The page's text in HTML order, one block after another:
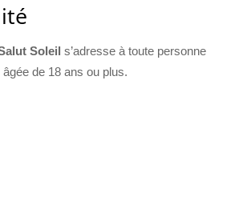
Soleil s’adresse à toute personne
de 18 ans ou plus.